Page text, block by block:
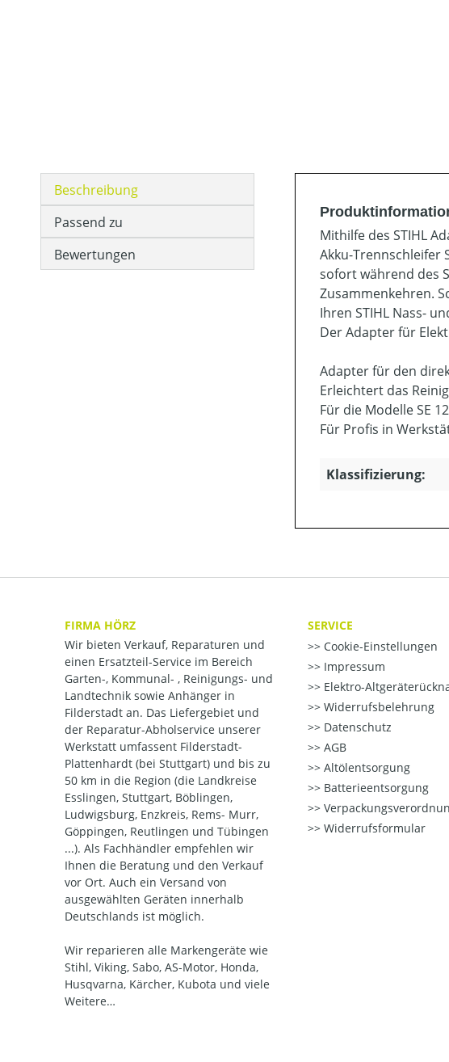
Beschreibung
Passend zu
Bewertungen
Mithilfe des STIHL
Akku-Trennschleifer
sofort während des
Zusammenkehren.
Ihren STIHL Nass-
Der Adapter für
Adapter für den
Erleichtert das
Für die Modelle SE
Für Profis in
Klassifizierung:
FIRMA HÖRZ
Wir bieten Verkauf, Reparaturen und
einen Ersatzteil-Service im Bereich
Garten-, Kommunal- , Reinigungs- und
Landtechnik sowie Anhänger in
Filderstadt an. Das Liefergebiet und
der Reparatur-Abholservice unserer
Werkstatt umfassent Filderstadt-
Plattenhardt (bei Stuttgart) und bis zu
50 km in die Region (die Landkreise
Esslingen, Stuttgart, Böblingen,
Ludwigsburg, Enzkreis, Rems- Murr,
Göppingen, Reutlingen und Tübingen
...). Als Fachhändler empfehlen wir
Ihnen die Beratung und den Verkauf
vor Ort. Auch ein Versand von
ausgewählten Geräten innerhalb
Deutschlands ist möglich.
Wir reparieren alle Markengeräte wie
Stihl, Viking, Sabo, AS-Motor, Honda,
Husqvarna, Kärcher, Kubota und viele
Weitere…
SERVICE
Cookie-Einstellungen
Impressum
Elektro-
Widerrufsbelehrung
Datenschutz
AGB
Altölentsorgung
Batterieentsorgung
Widerrufsformular